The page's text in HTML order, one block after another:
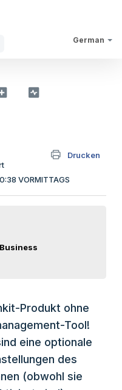
German
Drucken
VORMITTAGS
Business
Produkt ohne
Tool!
eine optionale
des
(obwohl sie